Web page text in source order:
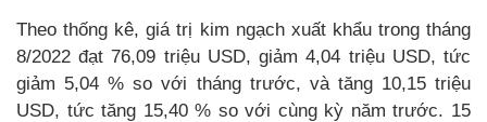
Theo thống kê, giá trị kim ngạch xuất khẩu trong tháng
8/2022 đạt 76,09 triệu USD, giảm 4,04 triệu USD, tức
giảm 5,04 % so với tháng trước, và tăng 10,15 triệu
USD, tức tăng 15,40 % so với cùng kỳ năm trước. 15